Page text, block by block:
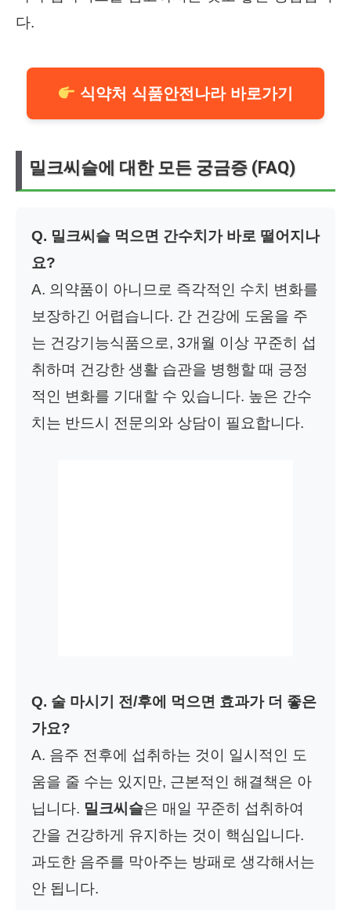
다.
식약처 식품안전나라 바로가기
밀크씨슬에 대한 모든 궁금증 (FAQ)
Q. 밀크씨슬 먹으면 간수치가 바로 떨어지나
요?
A. 의약품이 아니므로 즉각적인 수치 변화를
보장하긴 어렵습니다. 간 건강에 도움을 주
는 건강기능식품으로, 3개월 이상 꾸준히 섭
취하며 건강한 생활 습관을 병행할 때 긍정
적인 변화를 기대할 수 있습니다. 높은 간수
치는 반드시 전문의와 상담이 필요합니다.
Q. 술 마시기 전/후에 먹으면 효과가 더 좋은
가요?
A. 음주 전후에 섭취하는 것이 일시적인 도
움을 줄 수는 있지만, 근본적인 해결책은 아
닙니다. 밀크씨슬은 매일 꾸준히 섭취하여
간을 건강하게 유지하는 것이 핵심입니다.
과도한 음주를 막아주는 방패로 생각해서는
안 됩니다.